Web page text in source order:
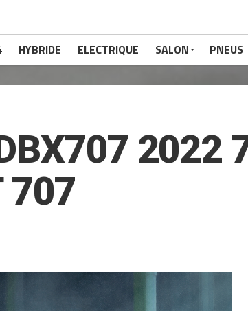
HYBRIDE ELECTRIQUE SALON PNEUS
2022
707